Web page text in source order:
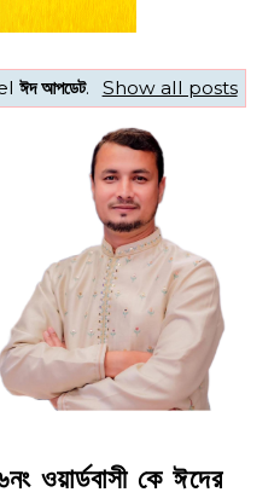
ঈদ আপডেট. Show all posts
ওয়ার্ডবাসী কে ঈদের